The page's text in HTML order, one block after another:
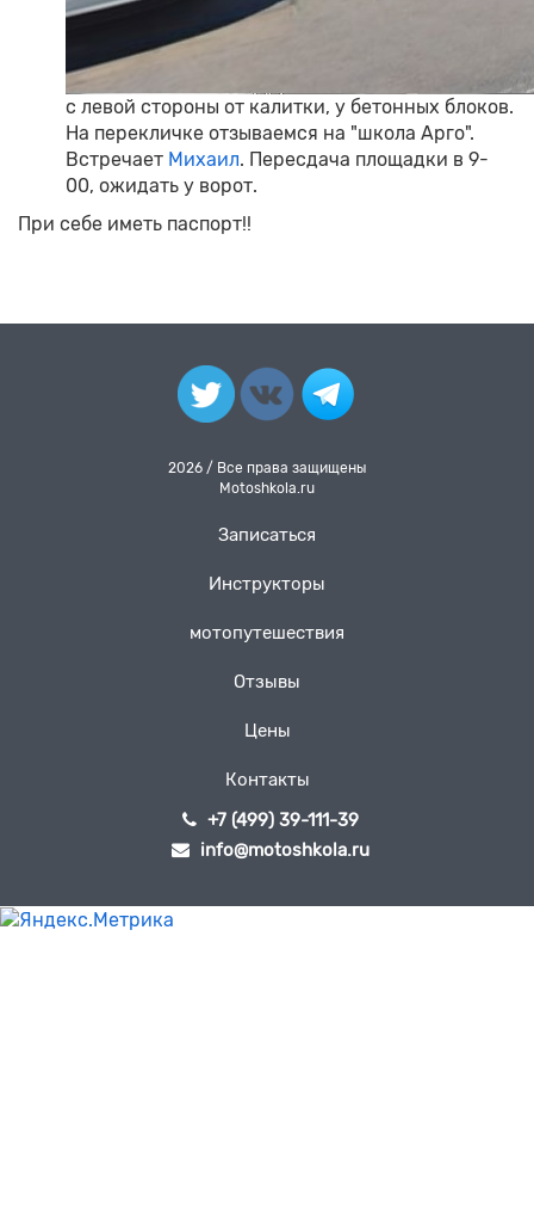
с левой стороны от калитки, у бетонных блоков.
На перекличке отзываемся на "школа Арго".
Встречает Михаил. Пересдача площадки в 9-
00, ожидать у ворот.
При себе иметь паспорт!!
2026 / Все права защищены
Motoshkola.ru
Записаться
Инструкторы
мотопутешествия
Отзывы
Цены
Контакты
+7 (499) 39-111-39
info@motoshkola.ru